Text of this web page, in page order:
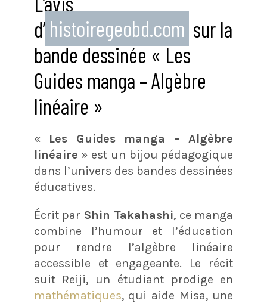
d’ histoiregeobd.com sur la
bande dessinée « Les
Guides manga – Algèbre
linéaire »
« Les Guides manga – Algèbre
linéaire » est un bijou pédagogique
dans l’univers des bandes dessinées
éducatives.
Écrit par Shin Takahashi, ce manga
combine l’humour et l’éducation
pour rendre l’algèbre linéaire
accessible et engageante. Le récit
suit Reiji, un étudiant prodige en
mathématiques, qui aide Misa, une